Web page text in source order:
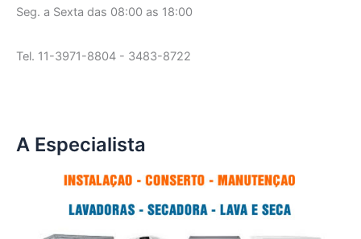
Seg. a Sexta das 08:00 as 18:00
Tel. 11-3971-8804 - 3483-8722
A Especialista